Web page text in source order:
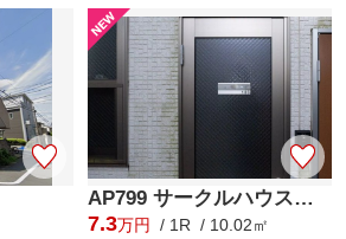
AP799 サークルハウス関町北 106
7.3万円
/ 1R / 10.02㎡